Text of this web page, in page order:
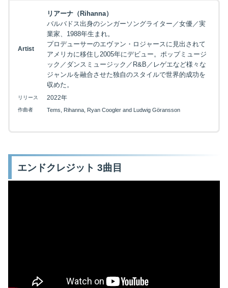
Artist
リアーナ（Rihanna）
バルバドス出身のシンガーソングライター／女優／実
業家、1988年生まれ。
プロデューサーのエヴァン・ロジャースに見出されて
アメリカに移住し2005年にデビュー。ポップミュージ
ック／ダンスミュージック／R&B／レゲエなど様々な
ジャンルを融合させた独自のスタイルで世界的成功を
収めた。
リリース 2022年
作曲者 Tems, Rihanna, Ryan Coogler and Ludwig Göransson
エンドクレジット 3曲目